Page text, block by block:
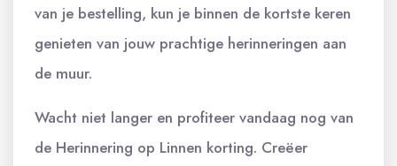
van je bestelling, kun je binnen de kortste keren
genieten van jouw prachtige herinneringen aan
de muur.
Wacht niet langer en profiteer vandaag nog van
de Herinnering op Linnen korting. Creëer